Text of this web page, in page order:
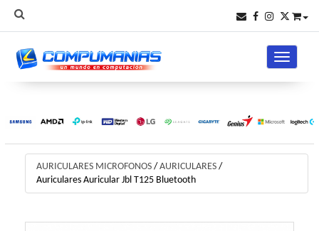
Toggle
AURICULARES MICROFONOS / AURICULARES /
Auriculares Auricular Jbl T125 Bluetooth